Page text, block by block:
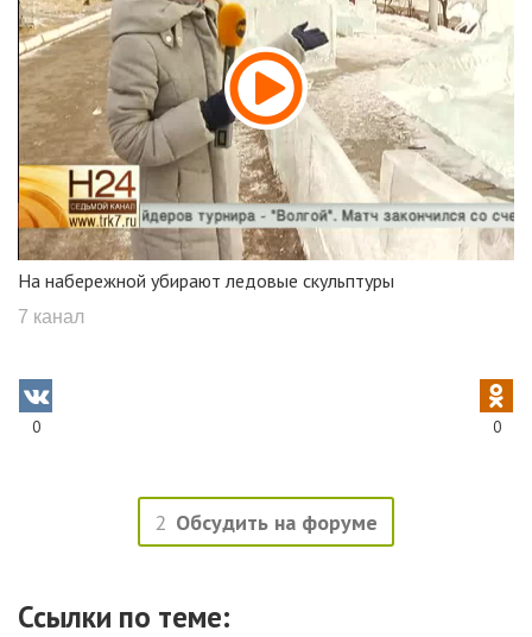
На набережной убирают ледовые скульптуры
7 канал
0 0
2 Обсудить на форуме
Ссылки по теме: